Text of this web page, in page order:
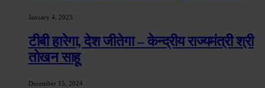
January 4, 2025
टीबी हारेगा, देश जीतेगा – केन्द्रीय राज्यमंत्री श्री
तोखन साहू
December 15, 2024